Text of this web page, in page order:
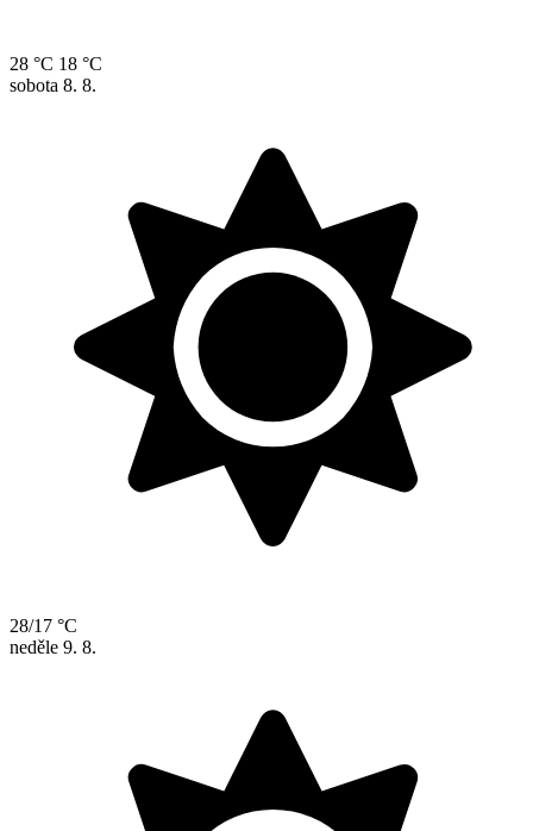
28 °C 18 °C
sobota 8. 8.
28/17 °C
neděle 9. 8.